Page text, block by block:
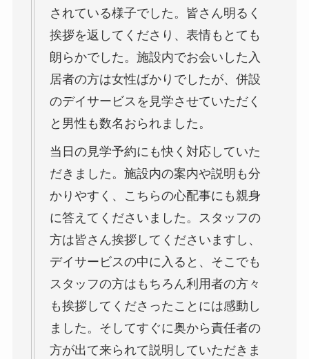
されている様子でした。皆さん明るく
挨拶を返してくださり、表情もとても
朗らかでした。施設内でお会いした入
居者の方は女性ばかりでしたが、併設
のデイサービスを見学させていただく
と男性も数名おられました。
当日の見学予約にも快く対応していた
だきました。施設内の案内や説明も分
かりやすく、こちらの心配事にも親身
に答えてくださいました。スタッフの
方は皆さん挨拶してくださいますし、
デイサービスの中に入ると、そこでも
スタッフの方はもちろん利用者の方々
も挨拶してくださったことには感動し
ました。そしてすぐに奥から責任者の
方が出て来られて説明していただきま